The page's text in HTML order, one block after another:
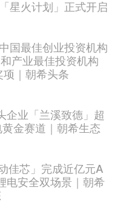
星火计划」正式开启
国最佳创业投资机构
产业最佳投资机构
｜朝希头条
企业「兰溪致德」超
金赛道｜朝希生态
佳芯」完成近亿元A
电安全双场景｜朝希